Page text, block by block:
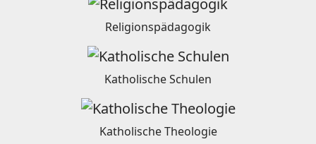
Religionspädagogik
Katholische Schulen
Katholische Theologie